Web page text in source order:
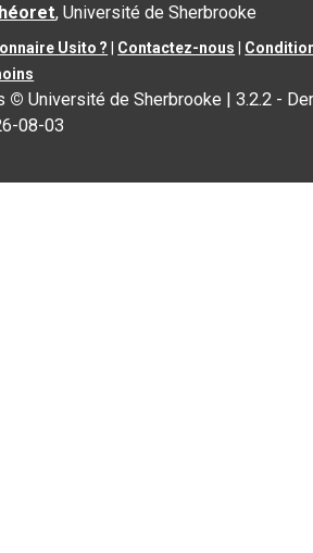
, Université de Sherbrooke
Usito ? Contactez-nous
© Université de Sherbrooke |3.2.2 -
08-03